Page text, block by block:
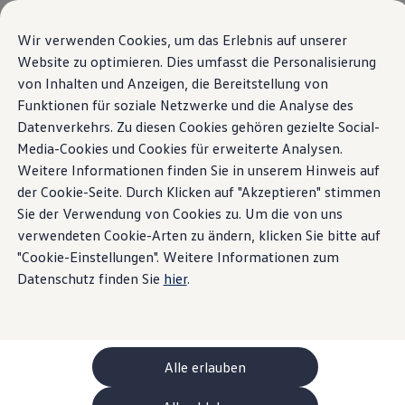
Wir verwenden Cookies, um das Erlebnis auf unserer
Website zu optimieren. Dies umfasst die Personalisierung
von Inhalten und Anzeigen, die Bereitstellung von
Funktionen für soziale Netzwerke und die Analyse des
Datenverkehrs. Zu diesen Cookies gehören gezielte Social-
Media-Cookies und Cookies für erweiterte Analysen.
Weitere Informationen finden Sie in unserem Hinweis auf
der Cookie-Seite. Durch Klicken auf "Akzeptieren" stimmen
Sie der Verwendung von Cookies zu. Um die von uns
verwendeten Cookie-Arten zu ändern, klicken Sie bitte auf
"Cookie-Einstellungen". Weitere Informationen zum
Datenschutz finden Sie hier.
Alle erlauben
Passa al
contenuto
principale
Vai a
piè di
pagina
La nuova ID. Polo
Highlight Dettagli ed equipaggiamenti
La sua configurazione
Modelli speciali UNITED
Consulenza e acquisto
Offerte attuali
Clienti aziendali e flotte
Veicoli in pronta consegna
Occasioni
Finanziamento
Calcolatore di leasing
Elettromobilità
Costi e finanziamenti
Ricarica e autonomia
Ricaricare a casa
Ricaricare fuori casa
Ricarica bidirezionale
Soluzione di energia rinnovabile: Helion
ChargeOn
Tecnologia e batteria
Come funziona il sistema di batterie dei
Home Modelli e configuratore Nuova ID. Polo
Cosa si nasconde nella
Dettagli ed